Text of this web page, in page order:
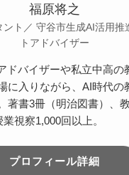
福原将之
ト／ 守谷市生成AI活用推
トアドバイザー
ドバイザーや私立中高の
に入りながら、AI時代の
著書3冊（明治図書）、
視察1,000回以上。
プロフィール詳細